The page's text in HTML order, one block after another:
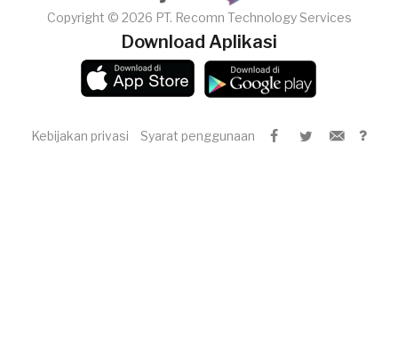
Copyright © 2026 PT. Recomn Technology Services
Download Aplikasi
Kebijakan privasi Syarat penggunaan